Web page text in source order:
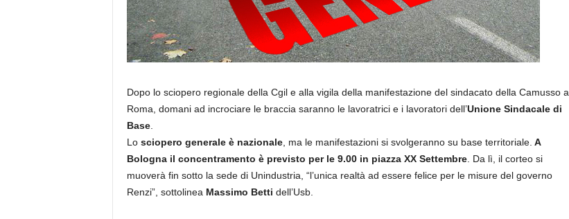
Dopo lo sciopero regionale della Cgil e alla vigila della manifestazione del sindacato della Camusso a
Roma, domani ad incrociare le braccia saranno le lavoratrici e i lavoratori dell’Unione Sindacale di
Base.
Lo sciopero generale è nazionale, ma le manifestazioni si svolgeranno su base territoriale. A
Bologna il concentramento è previsto per le 9.00 in piazza XX Settembre. Da lì, il corteo si
muoverà fin sotto la sede di Unindustria, “l’unica realtà ad essere felice per le misure del governo
Renzi”, sottolinea Massimo Betti dell’Usb.